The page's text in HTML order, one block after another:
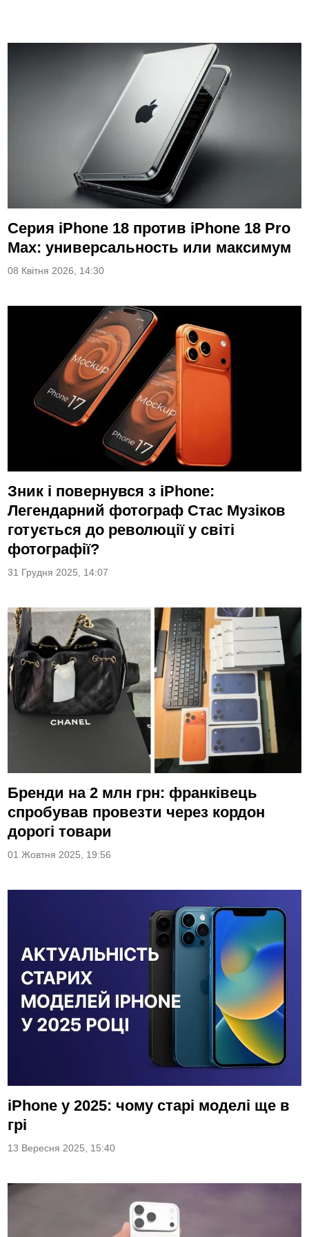
Серия iPhone 18 против iPhone 18 Pro
Max: универсальность или максимум
08 Квітня 2026, 14:30
Зник і повернувся з iPhone:
Легендарний фотограф Стас Музіков
готується до революції у світі
фотографії?
31 Грудня 2025, 14:07
Бренди на 2 млн грн: франківець
спробував провезти через кордон
дорогі товари
01 Жовтня 2025, 19:56
iPhone у 2025: чому старі моделі ще в
грі
13 Вересня 2025, 15:40